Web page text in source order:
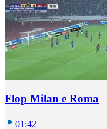
Flop Milan e Roma
01:42